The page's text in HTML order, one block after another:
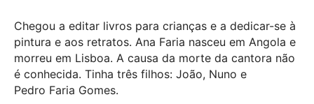
Chegou a editar livros para crianças e a dedicar-se à
pintura e aos retratos. Ana Faria nasceu em Angola e
morreu em Lisboa. A causa da morte da cantora não
é conhecida. Tinha três filhos: João, Nuno e
Pedro Faria Gomes.